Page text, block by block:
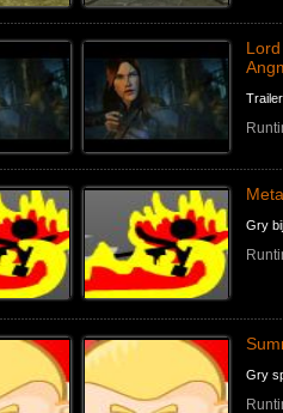
Gry
Gry